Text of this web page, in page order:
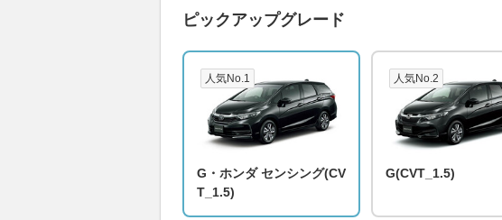
ピックアップグレード
人気No.1
G・ホンダ センシング(CV
T_1.5)
人気No.2
G(CVT_1.5)